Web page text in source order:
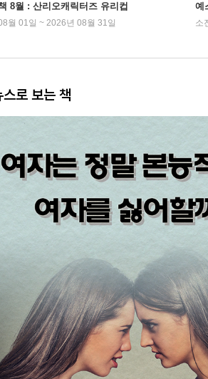
8월 : 산리오캐릭터즈 유리컵
월 01일 ~ 2026년 08월 31일
예
소
스로 보는 책